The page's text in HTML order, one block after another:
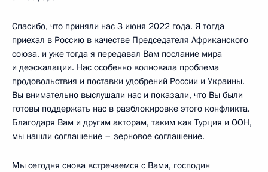
Спасибо, что приняли нас 3 июня 2022 года. Я тогда
приехал в Россию в качестве Председателя Африканского
союза, и уже тогда я передавал Вам послание мира
и деэскалации. Нас особенно волновала проблема
продовольствия и поставки удобрений России и Украины.
Вы внимательно выслушали нас и показали, что Вы были
готовы поддержать нас в разблокировке этого конфликта.
Благодаря Вам и другим акторам, таким как Турция и ООН,
мы нашли соглашение – зерновое соглашение.
Мы сегодня снова встречаемся с Вами, господин